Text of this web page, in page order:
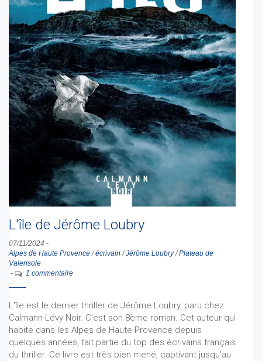
L'île de Jérôme Loubry
07/11/2024 -
Alpes de Haute Provence/écrivain /Jérôme Loubry/Plateau de
Valensole
-
1 commentaire
L'île est le dernier thriller de Jérôme Loubry, paru chez
Calmann-Lévy Noir. C'est son 8ème roman. Cet auteur qui
habite dans les Alpes de Haute Provence depuis
quelques années, fait partie du top des écrivains français
du thriller. Ce livre est très bien mené, captivant jusqu'au